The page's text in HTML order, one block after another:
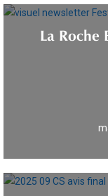
La Roche